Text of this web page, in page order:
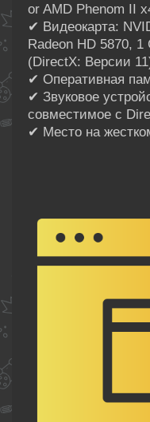
or AMD Phenom II
✔ Видеокарта:
Radeon HD 5870,
(DirectX: Версии
✔ Оперативная
✔ Звуковое
совместимое с
✔ Место на